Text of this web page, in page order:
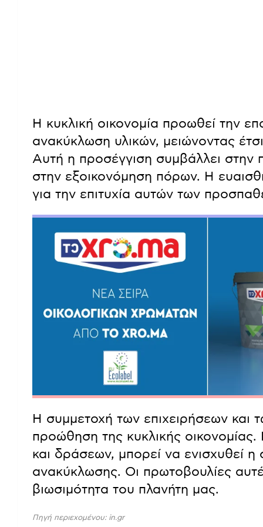
Η κυκλική οικονομία προωθεί την
ανακύκλωση υλικών, μειώνοντας
Αυτή η προσέγγιση συμβάλλει στην
στην εξοικονόμηση πόρων. Η
για την επιτυχία αυτών των
Η συμμετοχή των επιχειρήσεων και
προώθηση της κυκλικής
και δράσεων, μπορεί να ενισχυθεί η
ανακύκλωσης. Οι πρωτοβουλίες
βιωσιμότητα του πλανήτη μας.
Πηγή περιεχομένου: in.gr